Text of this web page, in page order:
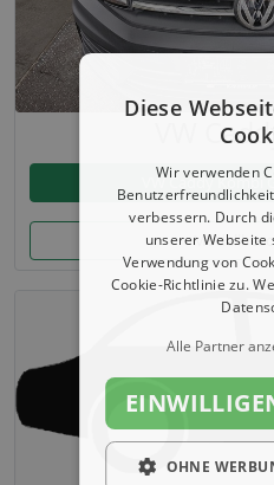
VW
VW Caddy Kombi
Diese
Wir verwenden
verbessern. Durch
unserer Webseite
Verwendung von
Cookie-Richtlinie zu.
Alle Partner
OHNE